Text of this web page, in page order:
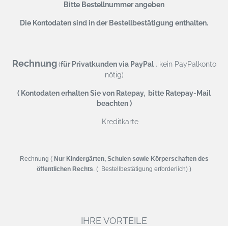
Bitte Bestellnummer angeben
Die Kontodaten sind in der Bestellbestätigung enthalten.
Rechnung (für Privatkunden via PayPal, kein PayPalkonto
nötig)
( Kontodaten erhalten Sie von Ratepay, bitte Ratepay-Mail
beachten )
Kreditkarte
Rechnung ( Nur Kindergärten, Schulen sowie Körperschaften des
öffentlichen Rechts. ( Bestellbestätigung erforderlich) )
IHRE VORTEILE